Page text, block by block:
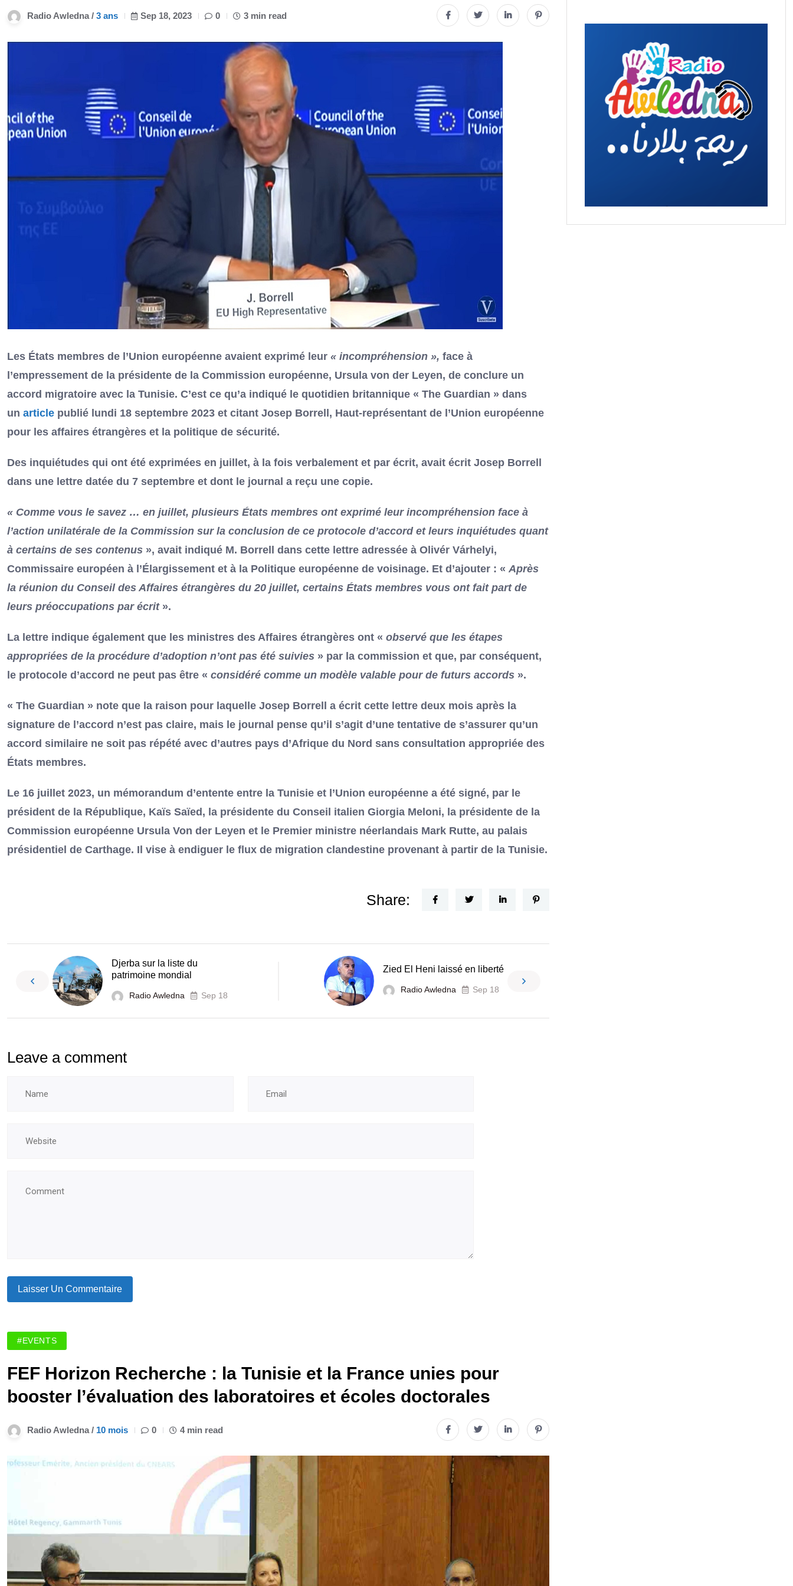
Radio Awledna / 3 ans Sep 18, 2023 0 3 min read
Les États membres de l’Union européenne avaient exprimé leur « incompréhension », face à
l’empressement de la présidente de la Commission européenne, Ursula von der Leyen, de conclure un
accord migratoire avec la Tunisie. C’est ce qu’a indiqué le quotidien britannique « The Guardian » dans
un article publié lundi 18 septembre 2023 et citant Josep Borrell, Haut-représentant de l’Union européenne
pour les affaires étrangères et la politique de sécurité.
Des inquiétudes qui ont été exprimées en juillet, à la fois verbalement et par écrit, avait écrit Josep Borrell
dans une lettre datée du 7 septembre et dont le journal a reçu une copie.
« Comme vous le savez … en juillet, plusieurs États membres ont exprimé leur incompréhension face à
l’action unilatérale de la Commission sur la conclusion de ce protocole d’accord et leurs inquiétudes quant
à certains de ses contenus », avait indiqué M. Borrell dans cette lettre adressée à Olivér Várhelyi,
Commissaire européen à l’Élargissement et à la Politique européenne de voisinage. Et d’ajouter : « Après
la réunion du Conseil des Affaires étrangères du 20 juillet, certains États membres vous ont fait part de
leurs préoccupations par écrit».
La lettre indique également que les ministres des Affaires étrangères ont « observé que les étapes
appropriées de la procédure d’adoption n’ont pas été suivies » par la commission et que, par conséquent,
le protocole d’accord ne peut pas être « considéré comme un modèle valable pour de futurs accords ».
« The Guardian » note que la raison pour laquelle Josep Borrell a écrit cette lettre deux mois après la
signature de l’accord n’est pas claire, mais le journal pense qu’il s’agit d’une tentative de s’assurer qu’un
accord similaire ne soit pas répété avec d’autres pays d’Afrique du Nord sans consultation appropriée des
États membres.
Le 16 juillet 2023, un mémorandum d’entente entre la Tunisie et l’Union européenne a été signé, par le
président de la République, Kaïs Saïed, la présidente du Conseil italien Giorgia Meloni, la présidente de la
Commission européenne Ursula Von der Leyen et le Premier ministre néerlandais Mark Rutte, au palais
présidentiel de Carthage. Il vise à endiguer le flux de migration clandestine provenant à partir de la Tunisie.
Share:
Djerba sur la liste du
patrimoine mondial
Radio Awledna Sep 18
Zied El Heni laissé en liberté
Radio Awledna Sep 18
Leave a comment
#EVENTS
FEF Horizon Recherche : la Tunisie et la France unies pour
booster l’évaluation des laboratoires et écoles doctorales
Radio Awledna / 10 mois 0 4 min read